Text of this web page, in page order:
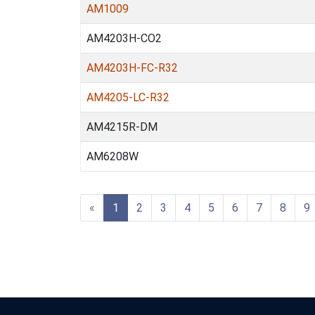
AM1009
AM4203H-CO2
AM4203H-FC-R32
AM4205-LC-R32
AM4215R-DM
AM6208W
« 1 2 3 4 5 6 7 8 9